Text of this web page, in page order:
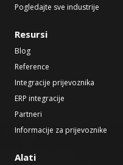
Pogledajte sve industrije
Resursi
Blog
Reference
Integracije prijevoznika
ERP integracije
Partneri
Informacije za prijevoznike
Alati